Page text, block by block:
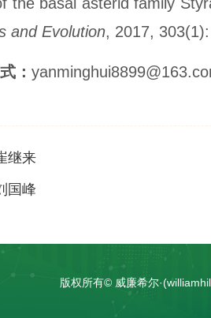
and Evolution, 2017,
：
继来
国峰
版权所有© 威廉希尔